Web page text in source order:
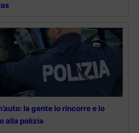
la gente lo rincorre e lo
alla polizia